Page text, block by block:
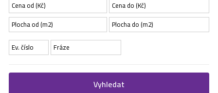
Vyhledat